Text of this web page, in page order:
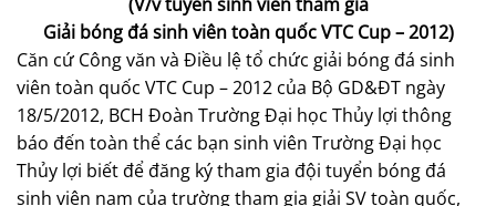
Giải bóng đá sinh viên toàn quốc VTC Cup – 2012)
Căn cứ Công văn và Điều lệ tổ chức giải bóng đá sinh
viên toàn quốc VTC Cup – 2012 của Bộ GD&ĐT ngày
18/5/2012, BCH Đoàn Trường Đại học Thủy lợi thông
báo đến toàn thể các bạn sinh viên Trường Đại học
Thủy lợi biết để đăng ký tham gia đội tuyển bóng đá
sinh viên nam của trường tham gia giải SV toàn quốc,